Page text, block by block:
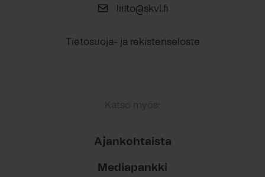
liitto@skvl.fi
Tietosuoja- ja rekisteriseloste
Katso myös:
Ajankohtaista
Mediapankki